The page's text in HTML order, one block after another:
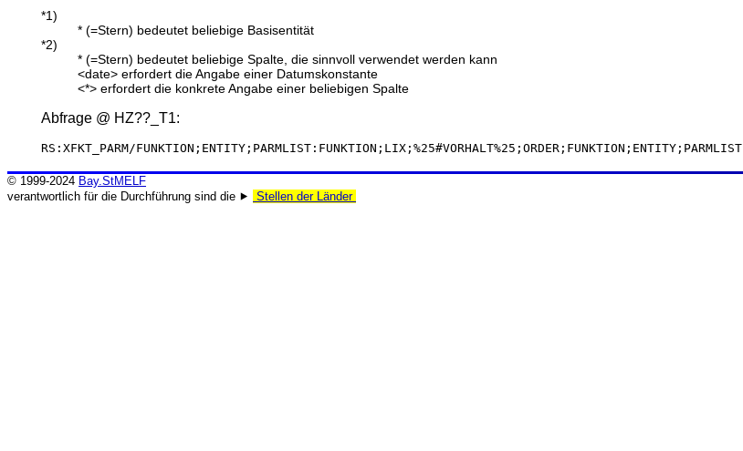
*1)
* (=Stern) bedeutet beliebige Basisentität
*2)
* (=Stern) bedeutet beliebige Spalte, die sinnvoll verwendet werden kann
<date> erfordert die Angabe einer Datumskonstante
<*> erfordert die konkrete Angabe einer beliebigen Spalte
Abfrage @ HZ??_T1:
RS:XFKT_PARM/FUNKTION;ENTITY;PARMLIST:FUNKTION;LIX;%25#VORHALT%25;ORDER;FUNKTION;ENTITY;PARMLIST
© 1999-2024 Bay.StMELF
verantwortlich für die Durchführung sind die ⯈
Stellen der Länder